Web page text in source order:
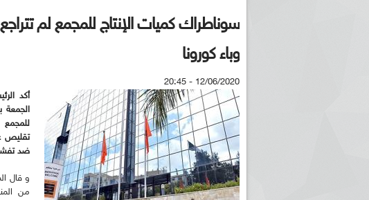
سوناطراك كميات الإنتاج للمجمع لم
وباء كورونا
12/06/2020 - 20:45
أكد
الجمعة
تقليص
ضد
و قال
من